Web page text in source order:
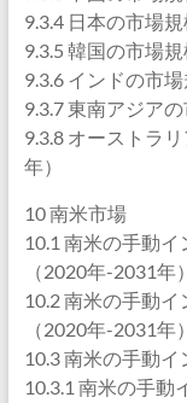
9.3.4 日本の市場
9.3.5 韓国の市場
9.3.6 インドの市
9.3.7 東南アジア
9.3.8 オーストラ
年）
10 南米市場
10.1 南米の手動
（2020年-2031年）
10.2 南米の手動
（2020年-2031年）
10.3 南米の手動
10.3.1 南米の手動